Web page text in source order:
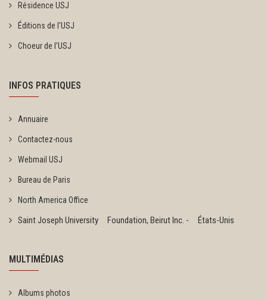
Résidence USJ
Éditions de l'USJ
Choeur de l'USJ
INFOS PRATIQUES
Annuaire
Contactez-nous
Webmail USJ
Bureau de Paris
North America Office
Saint Joseph University Foundation, Beirut Inc. - États-Unis
MULTIMÉDIAS
Albums photos